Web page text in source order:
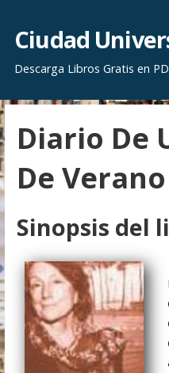
r
a
l
c
o
n
e
n
i
d
o
Ciudad
Descarga Libros Gratis en
Diario De
De Verano
Sinopsis del